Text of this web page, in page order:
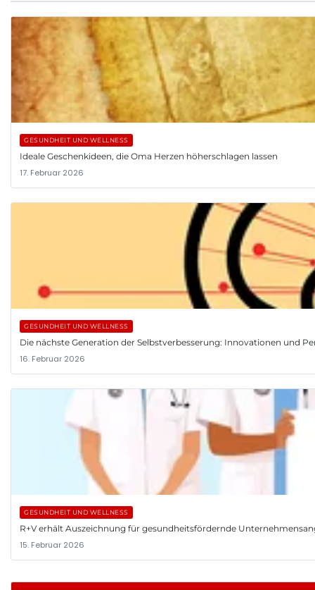
GESUNDHEIT UND WELLNESS
Ideale Geschenkideen, die Oma Herzen höherschlagen lassen
17. Februar 2026
GESUNDHEIT UND WELLNESS
Die nächste Generation der Selbstverbesserung: Innovationen und
16. Februar 2026
GESUNDHEIT UND WELLNESS
R+V erhält Auszeichnung für gesundheitsfördernde
15. Februar 2026